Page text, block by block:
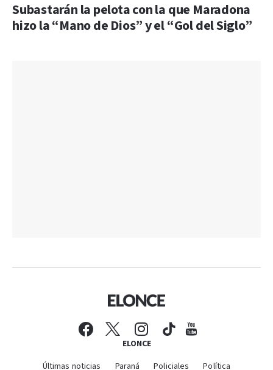
Subastarán la pelota con la que Maradona
hizo la “Mano de Dios” y el “Gol del Siglo”
ELONCE
Últimas noticias Paraná Policiales Política